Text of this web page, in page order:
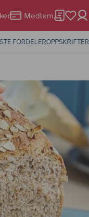
Medlem
FORDELEROPPSKRIFTER